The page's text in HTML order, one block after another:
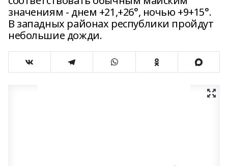
значениям - днем +21,+26°, ночью +9+15°.
В западных районах республики пройдут
небольшие дожди.